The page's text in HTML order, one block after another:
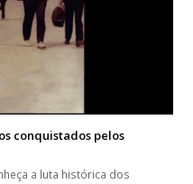
conquistados pelos
a luta histórica dos